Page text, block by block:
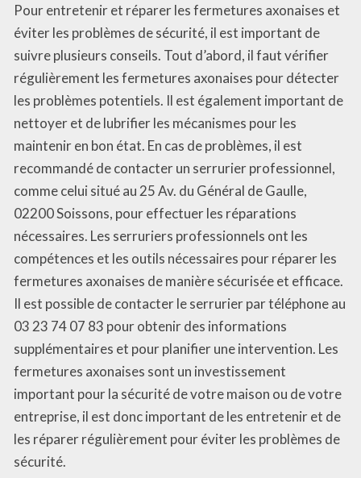
Pour entretenir et réparer les fermetures axonaises et
éviter les problèmes de sécurité, il est important de
suivre plusieurs conseils. Tout d’abord, il faut vérifier
régulièrement les fermetures axonaises pour détecter
les problèmes potentiels. Il est également important de
nettoyer et de lubrifier les mécanismes pour les
maintenir en bon état. En cas de problèmes, il est
recommandé de contacter un serrurier professionnel,
comme celui situé au 25 Av. du Général de Gaulle,
02200 Soissons, pour effectuer les réparations
nécessaires. Les serruriers professionnels ont les
compétences et les outils nécessaires pour réparer les
fermetures axonaises de manière sécurisée et efficace.
Il est possible de contacter le serrurier par téléphone au
03 23 74 07 83 pour obtenir des informations
supplémentaires et pour planifier une intervention. Les
fermetures axonaises sont un investissement
important pour la sécurité de votre maison ou de votre
entreprise, il est donc important de les entretenir et de
les réparer régulièrement pour éviter les problèmes de
sécurité.